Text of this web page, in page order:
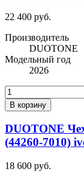
22 400 руб.
Производитель
DUOTONE
Модельный год
2026
В корзину
DUOTONE
(44260-7010)
18 600 руб.